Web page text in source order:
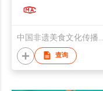
Supreme
查询